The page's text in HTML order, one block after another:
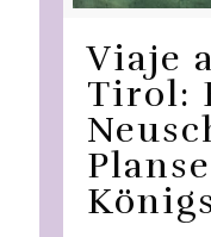
Viaje
Tirol: